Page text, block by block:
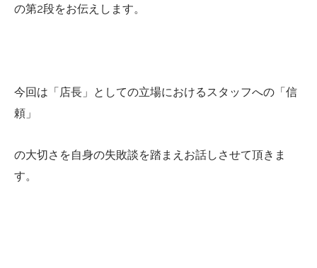
の第2段をお伝えします。
今回は「店長」としての立場におけるスタッフへの「信
頼」
の大切さを自身の失敗談を踏まえお話しさせて頂きま
す。